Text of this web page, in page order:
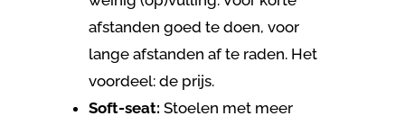
afstanden goed te doen, voor
lange afstanden af te raden. Het
voordeel: de prijs.
Soft-seat: Stoelen met meer